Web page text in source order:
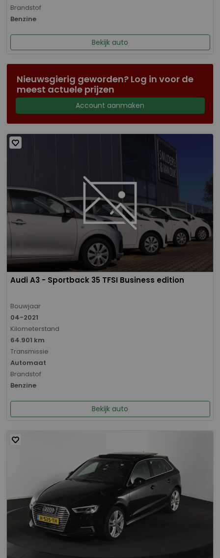
Brandstof
Benzine
Bekijk auto
Nieuwsgierig geworden? Log in voor de
meest actuele prijzen
Account aanmaken
Audi A3 - Sportback 35 TFSI Business edition
Bouwjaar
04-2021
Kilometerstand
64.901 km
Transmissie
Automaat
Brandstof
Benzine
Bekijk auto